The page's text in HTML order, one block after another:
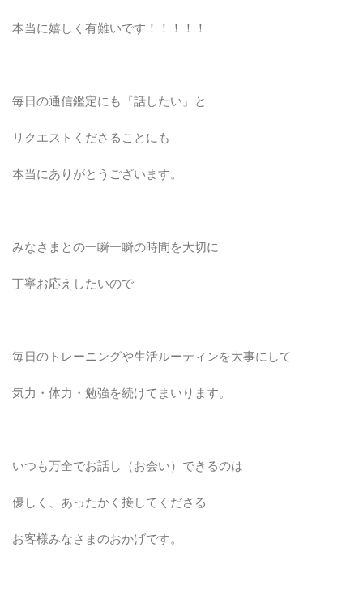
本当に嬉しく有難いです！！！！！
毎日の通信鑑定にも『話したい』と
リクエストくださることにも
本当にありがとうございます。
みなさまとの一瞬一瞬の時間を大切に
丁寧お応えしたいので
毎日のトレーニングや生活ルーティンを大事にして
気力・体力・勉強を続けてまいります。
いつも万全でお話し（お会い）できるのは
優しく、あったかく接してくださる
お客様みなさまのおかげです。